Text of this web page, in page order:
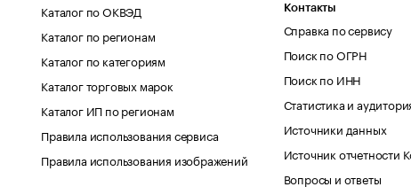
Каталог по ОКВЭД
Каталог по регионам
Каталог по категориям
Каталог торговых марок
Каталог ИП по регионам
Правила использования сервиса
Правила использования изображений
Контакты
Справка по сервису
Поиск по ОГРН
Поиск по ИНН
Статистика и
Источники данных
Источник отчетности
Вопросы и ответы